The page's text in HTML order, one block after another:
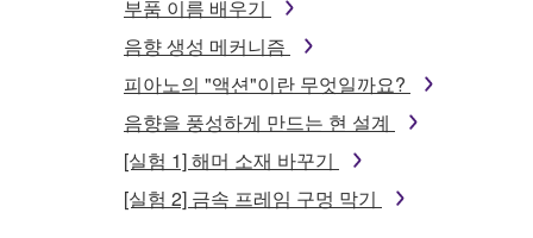
부품 이름 배우기
음향 생성 메커니즘
피아노의 "액션"이란 무엇일까요?
음향을 풍성하게 만드는 현 설계
[실험 1] 해머 소재 바꾸기
[실험 2] 금속 프레임 구멍 막기